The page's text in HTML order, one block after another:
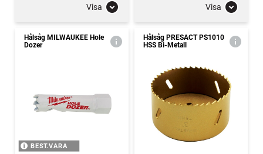
Visa Visa
Hålsåg MILWAUKEE Hole
Dozer
BEST.VARA
Hålsåg PRESACT PS1010
HSS Bi-Metall